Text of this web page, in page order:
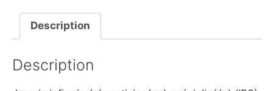
Description
Description